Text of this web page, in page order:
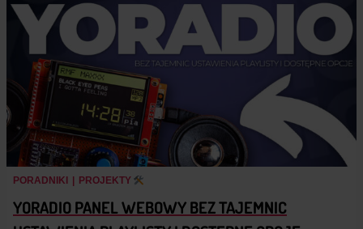
PORADNIKI PROJEKTY
YORADIO PANEL WEBOWY BEZ TAJEMNIC